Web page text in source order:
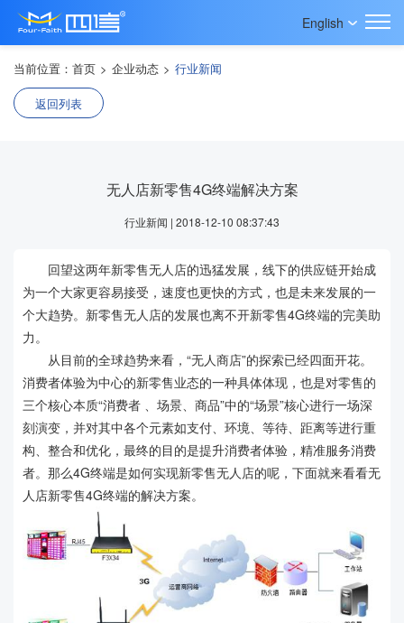
English
当前位置： 首页 > 企业动态 > 行业新闻
返回列表
无人店新零售4G终端解决方案
行业新闻 | 2018-12-10 08:37:43
回望这两年新零售无人店的迅猛发展，线下的供应链开始成
为一个大家更容易接受，速度也更快的方式，也是未来发展的一
个大趋势。新零售无人店的发展也离不开新零售4G终端的完美助
力。
从目前的全球趋势来看，“无人商店”的探索已经四面开花。
消费者体验为中心的新零售业态的一种具体体现，也是对零售的
三个核心本质“消费者 、场景、商品”中的“场景”核心进行一场深
刻演变，并对其中各个元素如支付、环境、等待、距离等进行重
构、整合和优化，最终的目的是提升消费者体验，精准服务消费
者。那么4G终端是如何实现新零售无人店的呢，下面就来看看无
人店新零售4G终端的解决方案。